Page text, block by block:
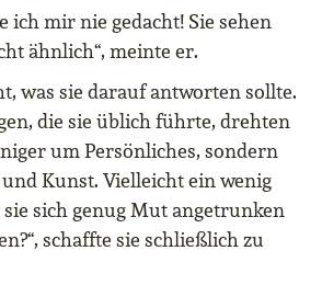
ich mir nie gedacht! Sie sehen
ähnlich“, meinte er.
was sie darauf antworten sollte.
die sie üblich führte, drehten
um Persönliches, sondern
Kunst. Vielleicht ein wenig
sich genug Mut angetrunken
schaffte sie schließlich zu